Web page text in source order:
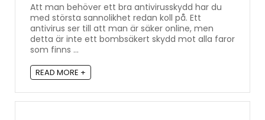
Att man behöver ett bra antivirusskydd har du
med största sannolikhet redan koll på. Ett
antivirus ser till att man är säker online, men
detta är inte ett bombsäkert skydd mot alla faror
som finns ...
READ MORE +